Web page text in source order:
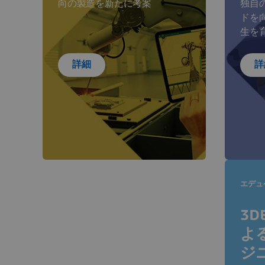
向の製造を新たに考案
詳細
独自
ドを
生を
エデ
よ
ジ